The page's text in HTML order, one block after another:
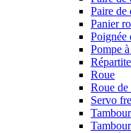
Paire de
Panier
Poignée
Pompe
Roue
Roue de
Servo